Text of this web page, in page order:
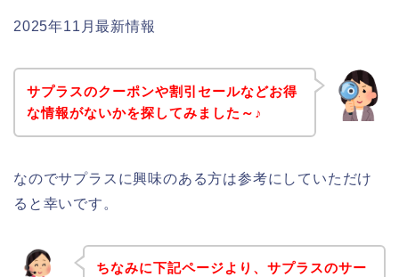
2025年11月最新情報
サプラスのクーポンや割引セールなどお得
な情報がないかを探してみました～♪
なのでサプラスに興味のある方は参考にしていただけ
ると幸いです。
ちなみに下記ページより、サプラスのサー